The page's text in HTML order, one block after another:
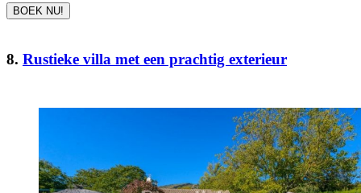
BOEK NU!
8. Rustieke villa met een prachtig exterieur